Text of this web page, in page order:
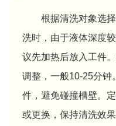
根据清洗对象选
洗时，由于液体深度
议先加热后放入工件
调整，一般10-25分钟
件，避免碰撞槽壁。
或更换，保持清洗效